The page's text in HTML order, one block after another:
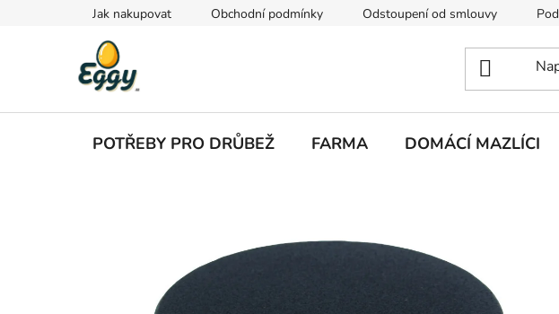
Jak nakupovat Obchodní podmínky Odstoupení od smlouvy
POTŘEBY PRO DRŮBEŽ FARMA DOMÁCÍ MAZLÍCI